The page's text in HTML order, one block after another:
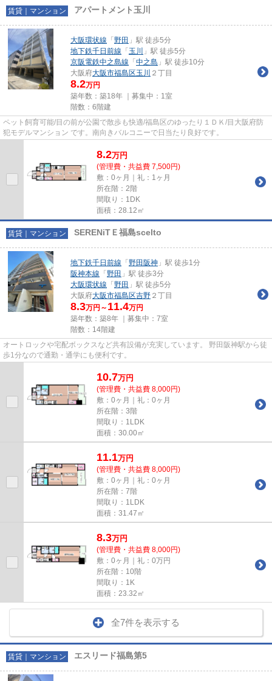
賃貸｜マンション アパートメント玉川
大阪環状線 「 野田 」駅 徒歩5分
地下鉄千日前線 「 玉川
」駅 徒歩5分
京阪電鉄中之島線 「 中之島 」駅 徒歩10分
大阪府大阪市福島区玉川 ２丁目
8.2万円
築年数：築18年 ｜募集中： 1室
階数：6階建
ペット飼育可能/目の前が公園で散歩も快適/福島区のゆったり１ＤＫ/目大阪府防
犯モデルマンション です。南向きバルコニーで日当たり良好です。
8.2万円
(管理費・共益費 7,500円)
敷：0ヶ月｜礼：1ヶ月
所在階：2階
間取り：1DK
面積：28.12㎡
賃貸｜マンション SERENiTＥ福島scelto
地下鉄千日前線 「 野田阪神 」駅 徒歩1分
阪神本線 「 野田 」駅 徒歩3分
大阪環状線 「 野田 」駅 徒歩5分
大阪府大阪市福島区吉野 ２丁目
8.3万円～ 11.4万円
築年数：築8年 ｜募集中： 7室
階数：14階建
オートロックや宅配ボックスなど共有設備が充実しています。 野田阪神駅から徒
歩1分なので通勤・通学にも便利です。
10.7万円
(管理費・共益費 8,000円)
敷：0ヶ月｜礼：0ヶ月
所在階：3階
間取り：1LDK
面積：30.00㎡
11.1万円
(管理費・共益費 8,000円)
敷：0ヶ月｜礼：0ヶ月
所在階：7階
間取り：1LDK
面積：31.47㎡
8.3万円
(管理費・共益費 8,000円)
敷：0ヶ月｜礼：0万円
所在階：10階
間取り：1K
面積：23.32㎡
全7件を表示する
賃貸｜マンション エスリード福島第5